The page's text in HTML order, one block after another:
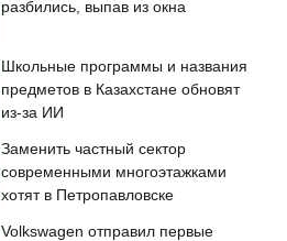
разбились, выпав из окна
Школьные программы и названия
предметов в Казахстане обновят
из-за ИИ
Заменить частный сектор
современными многоэтажками
хотят в Петропавловске
Volkswagen отправил первые